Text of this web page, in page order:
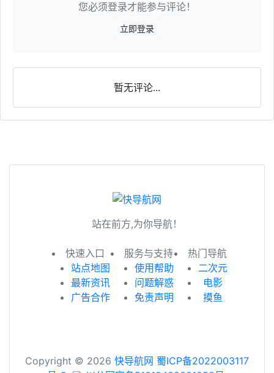
您必须登录才能参与评论！
立即登录
暂无评论...
站在前方,为你导航！
快速入口
站点地图
最新资讯
广告合作
服务与支持
使用帮助
问题解惑
免责声明
热门导航
二次元
电影
摸鱼
Copyright © 2026 快导航网 蜀ICP备2022003117